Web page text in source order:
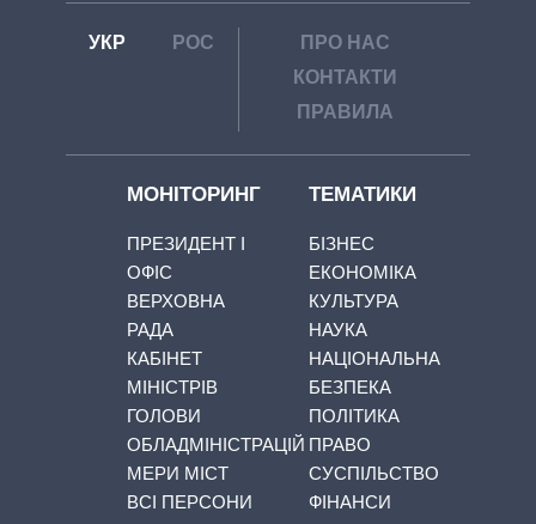
УКР РОС
ПРО НАС
КОНТАКТИ
ПРАВИЛА
МОНІТОРИНГ
ПРЕЗИДЕНТ І
ОФІС
ВЕРХОВНА
РАДА
КАБІНЕТ
МІНІСТРІВ
ГОЛОВИ
ОБЛАДМІНІСТРАЦІЙ
МЕРИ МІСТ
ВСІ ПЕРСОНИ
ТЕМАТИКИ
БІЗНЕС
ЕКОНОМІКА
КУЛЬТУРА
НАУКА
НАЦІОНАЛЬНА
БЕЗПЕКА
ПОЛІТИКА
ПРАВО
СУСПІЛЬСТВО
ФІНАНСИ